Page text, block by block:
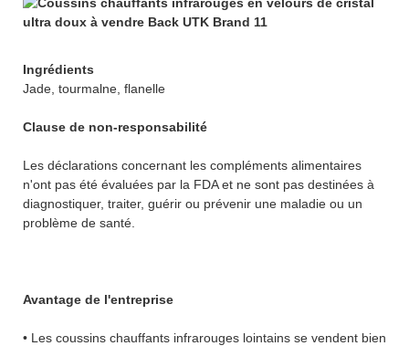
Ingrédients
Jade, tourmalne, flanelle
Clause de non-responsabilité
Les déclarations concernant les compléments alimentaires
n'ont pas été évaluées par la FDA et ne sont pas destinées à
diagnostiquer, traiter, guérir ou prévenir une maladie ou un
problème de santé.
Avantage de l'entreprise
• Les coussins chauffants infrarouges lointains se vendent bien